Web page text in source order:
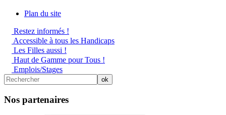
Plan du site
Restez informés !
Accessible à tous les Handicaps
Les Filles aussi !
Haut de Gamme pour Tous !
Emplois/Stages
Nos partenaires